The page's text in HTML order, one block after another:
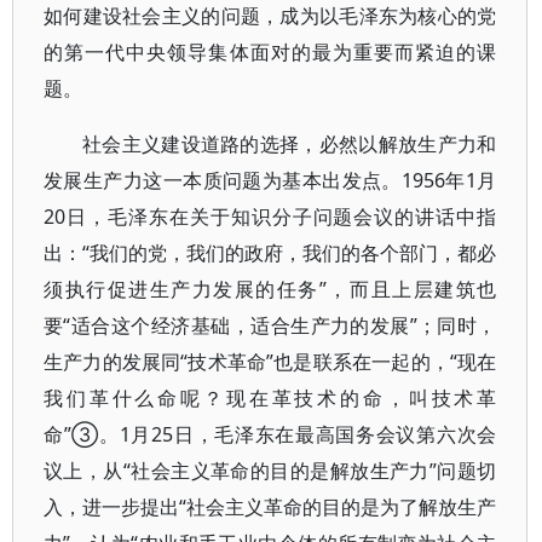
如何建设社会主义的问题，成为以毛泽东为核心的党
的第一代中央领导集体面对的最为重要而紧迫的课
题。
社会主义建设道路的选择，必然以解放生产力和
发展生产力这一本质问题为基本出发点。1956年1月
20日，毛泽东在关于知识分子问题会议的讲话中指
出：“我们的党，我们的政府，我们的各个部门，都必
须执行促进生产力发展的任务”，而且上层建筑也
要“适合这个经济基础，适合生产力的发展”；同时，
生产力的发展同“技术革命”也是联系在一起的，“现在
我们革什么命呢？现在革技术的命，叫技术革
命”③。1月25日，毛泽东在最高国务会议第六次会
议上，从“社会主义革命的目的是解放生产力”问题切
入，进一步提出“社会主义革命的目的是为了解放生产